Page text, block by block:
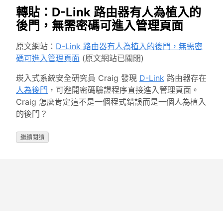
轉貼：D-Link 路由器有人為植入的
後門，無需密碼可進入管理頁面
原文網站： D-Link 路由器有人為植入的後門，無需密
碼可進入管理頁面 (原文網站已關閉)
崁入式系統安全研究員 Craig 發現 D-Link 路由器存在
人為後門 ，可避開密碼驗證程序直接進入管理頁面。
Craig 怎麼肯定這不是一個程式錯誤而是一個人為植入
的後門？
繼續閱讀